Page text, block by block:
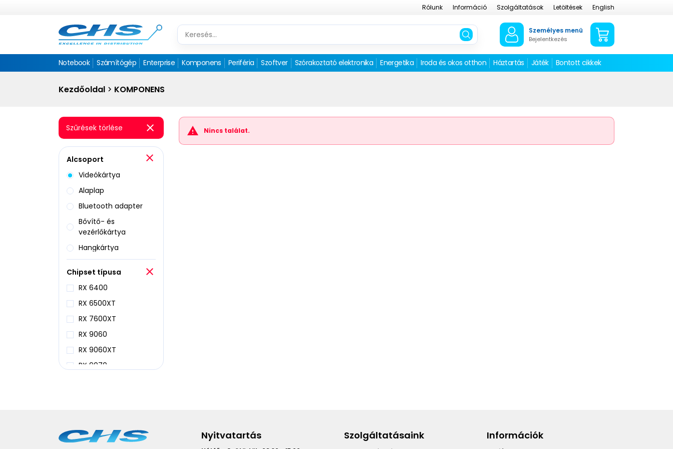
Rólunk Információ Szolgáltatások Letöltések English
Személyes menü
Bejelentkezés
Notebook Számítógép Enterprise Komponens Periféria Szoftver Szórakoztató elektronika Energetika Iroda és okos otthon Háztartás Játék Bontott cikkek
Kezdőoldal KOMPONENS
Nincs találat.
Szűrések törlése
Alcsoport
Videókártya
Alaplap
Bluetooth adapter
Bővítő- és
vezérlőkártya
Hangkártya
Hűtés
RAID vezérlő
Chipset típusa
RX 6400
RX 6500XT
RX 7600XT
RX 9060
RX 9060XT
RX 9070
Nyitvatartás Szolgáltatásaink Információk